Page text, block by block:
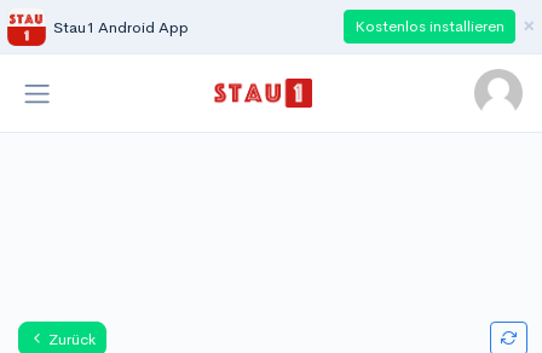
Stau1 Android App Kostenlos installieren ×
Zurück